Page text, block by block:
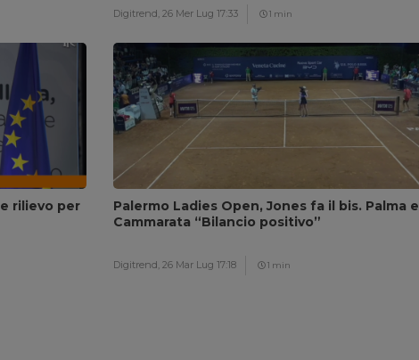
Digitrend, 26 Mer Lug 17:33 1 min
rilievo per
Palermo Ladies Open, Jones fa il bis. Palma e
Cammarata “Bilancio positivo”
Digitrend, 26 Mar Lug 17:18 1 min